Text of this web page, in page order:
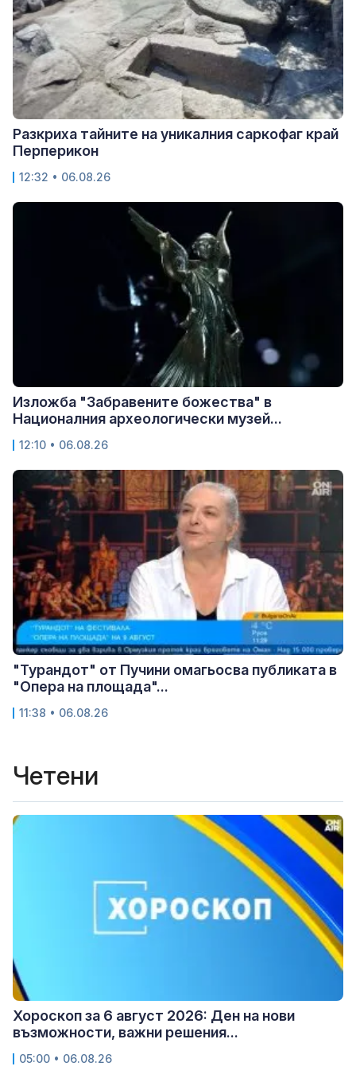
Разкриха тайните на уникалния саркофаг край
Перперикон
12:32 • 06.08.26
Изложба "Забравените божества" в
Националния археологически музей...
12:10 • 06.08.26
"Турандот" от Пучини омагьосва публиката в
"Опера на площада"...
11:38 • 06.08.26
Четени
Хороскоп за 6 август 2026: Ден на нови
възможности, важни решения...
05:00 • 06.08.26